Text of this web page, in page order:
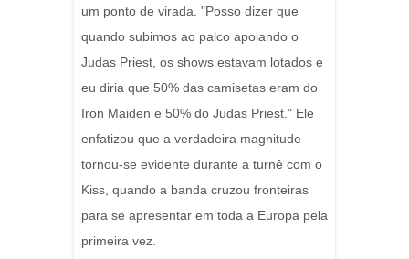
um ponto de virada. "Posso dizer que
quando subimos ao palco apoiando o
Judas Priest, os shows estavam lotados e
eu diria que 50% das camisetas eram do
Iron Maiden e 50% do Judas Priest." Ele
enfatizou que a verdadeira magnitude
tornou-se evidente durante a turnê com o
Kiss, quando a banda cruzou fronteiras
para se apresentar em toda a Europa pela
primeira vez.